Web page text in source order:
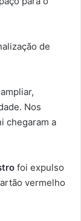
de
Nos
chegaram a
foi expulso
vermelho